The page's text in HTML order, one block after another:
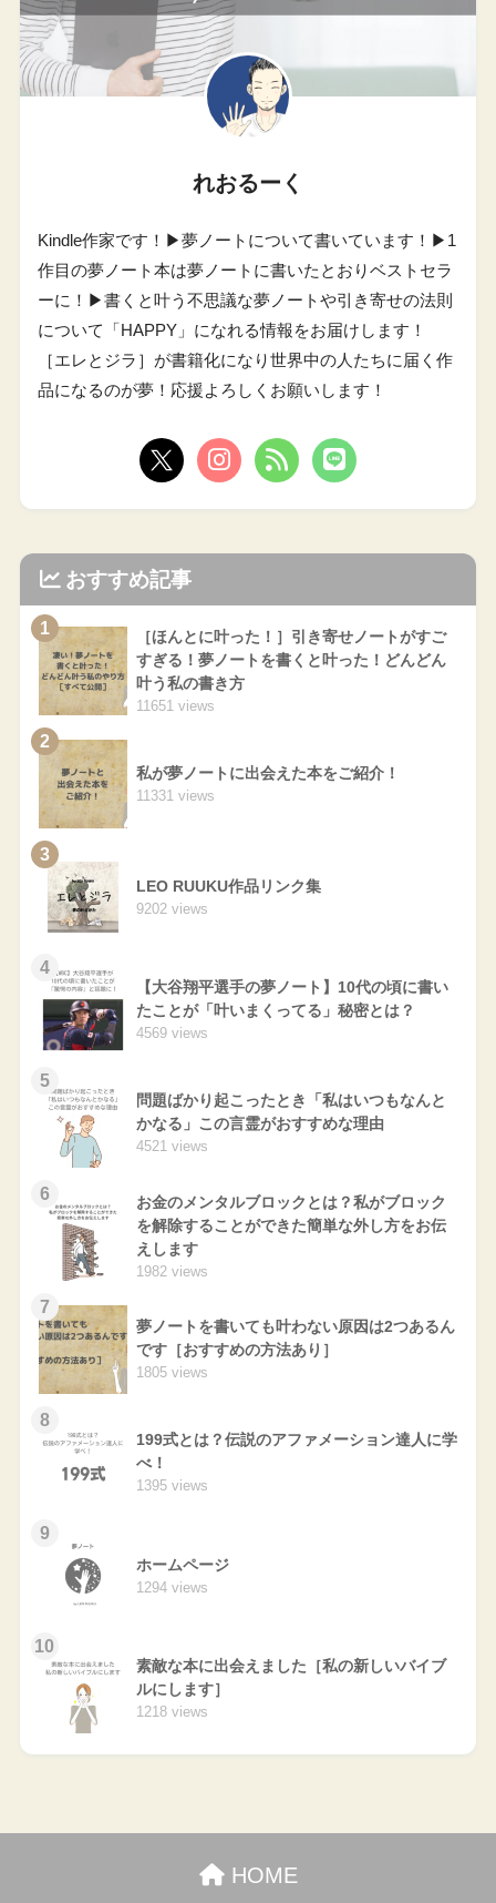
れおるーく
Kindle作家です！▶︎夢ノートについて書いています！▶︎1
作目の夢ノート本は夢ノートに書いたとおりベストセラ
ーに！▶︎書くと叶う不思議な夢ノートや引き寄せの法則
について「HAPPY」になれる情報をお届けします！
［エレとジラ］が書籍化になり世界中の人たちに届く作
品になるのが夢！応援よろしくお願いします！
おすすめ記事
1
［ほんとに叶った！］引き寄せノートがすご
すぎる！夢ノートを書くと叶った！どんどん
叶う私の書き方
11651 views
2
私が夢ノートに出会えた本をご紹介！
11331 views
3
LEO RUUKU作品リンク集
9202 views
4
【大谷翔平選手の夢ノート】10代の頃に書い
たことが「叶いまくってる」秘密とは？
4569 views
5
問題ばかり起こったとき「私はいつもなんと
かなる」この言霊がおすすめな理由
4521 views
6
お金のメンタルブロックとは？私がブロック
を解除することができた簡単な外し方をお伝
えします
1982 views
7
夢ノートを書いても叶わない原因は2つあるん
です［おすすめの方法あり］
1805 views
8
199式とは？伝説のアファメーション達人に学
べ！
1395 views
9
ホームページ
1294 views
10
素敵な本に出会えました［私の新しいバイブ
ルにします］
1218 views
HOME